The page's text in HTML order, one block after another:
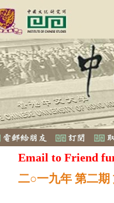
Email to Friend
二○一九年 第二期